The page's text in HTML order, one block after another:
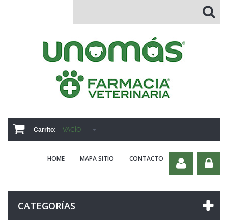
Carrito: VACÍO
HOME MAPA SITIO CONTACTO
CATEGORÍAS